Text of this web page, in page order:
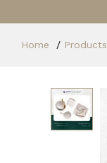
Home Products